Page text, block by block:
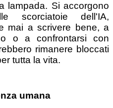
lampada. Si accorgono
scorciatoie dell'IA,
mai a scrivere bene, a
o a confrontarsi con
rimanere bloccati
tutta la vita.
umana